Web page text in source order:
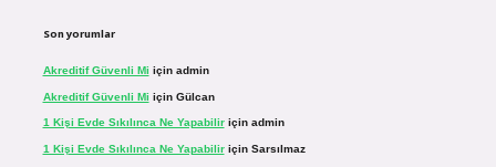
Son yorumlar
Akreditif Güvenli Mi için admin
Akreditif Güvenli Mi için Gülcan
1 Kişi Evde Sıkılınca Ne Yapabiliriçin admin
1 Kişi Evde Sıkılınca Ne Yapabiliriçin Sarsılmaz